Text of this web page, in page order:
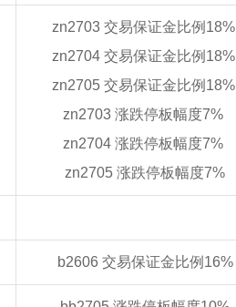
zn2703 交易保证金比例18%
zn2704 交易保证金比例18%
zn2705 交易保证金比例18%
zn2703 涨跌停板幅度7%
zn2704 涨跌停板幅度7%
zn2705 涨跌停板幅度7%
b2606 交易保证金比例16%